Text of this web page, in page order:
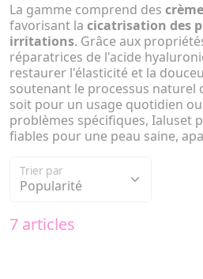
La gamme comprend des
favorisant la cicatrisation des
irritations. Grâce aux
réparatrices de l'acide
restaurer l'élasticité et la
soutenant le processus naturel
soit pour un usage quotidien
problèmes spécifiques, Ialuset
fiables pour une peau saine,
Trier par
7 articles